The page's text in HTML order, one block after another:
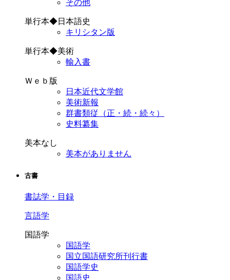
その他
単行本◆日本語史
キリシタン版
単行本◆美術
輸入書
Ｗｅｂ版
日本近代文学館
美術新報
群書類従（正・続・続々）
史料纂集
美本なし
美本がありません
古書
書誌学・目録
言語学
国語学
国語学
国立国語研究所刊行書
国語学史
国語史